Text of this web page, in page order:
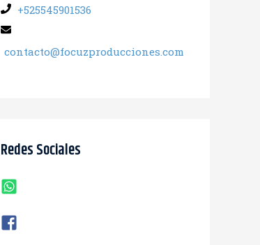
+525545901536
contacto@focuzproducciones.com
Redes Sociales